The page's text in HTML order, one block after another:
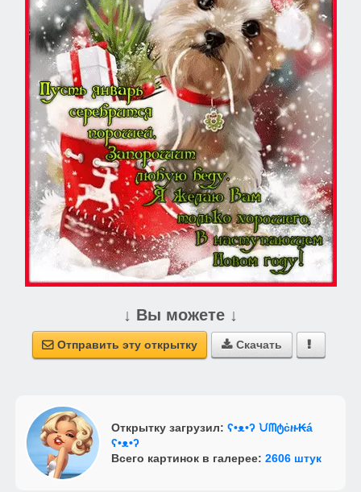
↓ Вы можете ↓
 Отправить эту открытку  Скачать 
Открытку загрузил: ʕ•ᴥ•ʔ ᙀᗰტċዙ₭á
ʕ•ᴥ•ʔ
Всего картинок в галерее: 2606 штук